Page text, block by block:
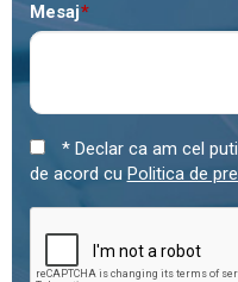
*
Mesaj
* Declar ca am cel
de acord cu Politica de